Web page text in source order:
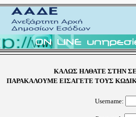
ΚΑΛΩΣ ΗΛΘΑΤΕ ΣΤΗΝ
ΠΑΡΑΚΑΛΟΥΜΕ ΕΙΣΑΓΕΤΕ ΤΟΥΣ
Username: